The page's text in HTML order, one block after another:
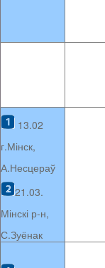
13.02
г.Мінск,
А.Несцераў
21.03.
Мінскі р-н,
С.Зуёнак